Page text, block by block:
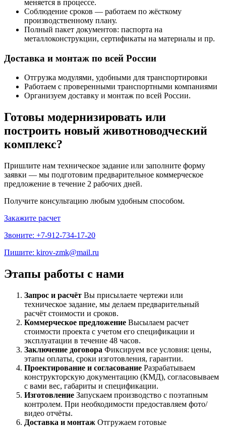
меняется в процессе.
Соблюдение сроков — работаем по жёсткому
производственному плану.
Полный пакет документов: паспорта на
металлоконструкции, сертификаты на материалы и пр.
Доставка и монтаж по всей России
Отгрузка модулями, удобными для транспортировки
Работаем с проверенными транспортными компаниями
Организуем доставку и монтаж по всей России.
Готовы модернизировать или
построить новый животноводческий
комплекс?
Пришлите нам техническое задание или заполните форму
заявки — мы подготовим предварительное коммерческое
предложение в течение 2 рабочих дней.
Получите консультацию любым удобным способом.
Закажите расчет
Звоните: +7-912-734-17-20
Пишите: kirov-zmk@mail.ru
Этапы работы с нами
Запрос и расчёт Вы присылаете чертежи или
техническое задание, мы делаем предварительный
расчёт стоимости и сроков.
Коммерческое предложение Высылаем расчет
стоимости проекта с учетом его спецификации и
эксплуатации в течение 48 часов.
Заключение договора Фиксируем все условия: цены,
этапы оплаты, сроки изготовления, гарантии.
Проектирование и согласование Разрабатываем
конструкторскую документацию (КМД), согласовываем
с вами вес, габариты и спецификации.
Изготовление Запускаем производство с поэтапным
контролем. При необходимости предоставляем фото/
видео отчёты.
Доставка и монтаж Отгружаем готовые